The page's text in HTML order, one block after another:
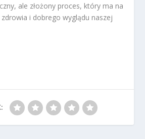
ale złożony proces, który ma na
i dobrego wyglądu naszej